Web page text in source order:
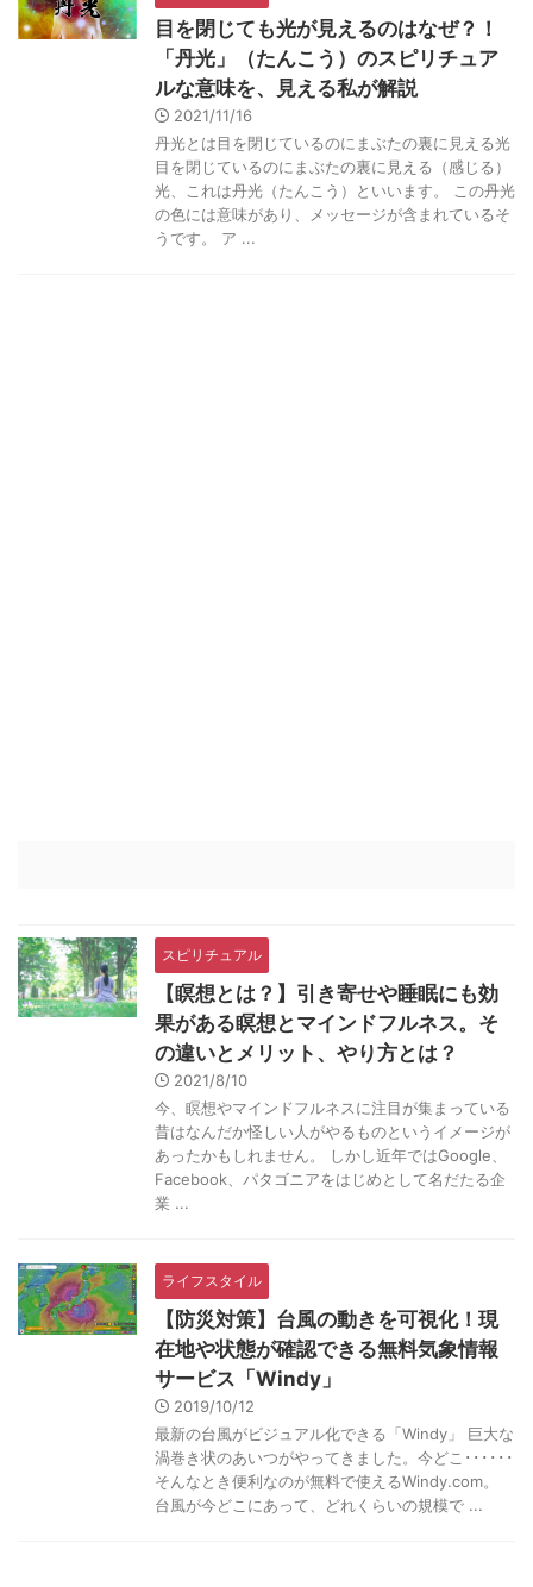
目を閉じても光が見えるのはなぜ？！
「丹光」（たんこう）のスピリチュア
ルな意味を、見える私が解説
2021/11/16
丹光とは目を閉じているのにまぶたの裏に見える光
目を閉じているのにまぶたの裏に見える（感じる）
光、これは丹光（たんこう）といいます。 この丹光
の色には意味があり、メッセージが含まれているそ
うです。 ア ...
スピリチュアル
【瞑想とは？】引き寄せや睡眠にも効
果がある瞑想とマインドフルネス。そ
の違いとメリット、やり方とは？
2021/8/10
今、瞑想やマインドフルネスに注目が集まっている
昔はなんだか怪しい人がやるものというイメージが
あったかもしれません。 しかし近年ではGoogle、
Facebook、パタゴニアをはじめとして名だたる企
業 ...
ライフスタイル
【防災対策】台風の動きを可視化！現
在地や状態が確認できる無料気象情報
サービス「Windy」
2019/10/12
最新の台風がビジュアル化できる「Windy」 巨大な
渦巻き状のあいつがやってきました。今どこ･･････
そんなとき便利なのが無料で使えるWindy.com。
台風が今どこにあって、どれくらいの規模で ...